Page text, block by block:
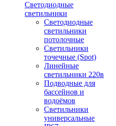
Светодиодные
светильники
Светодиодные
светильники
потолочные
Светильники
точечные (Spot)
Линейные
светильники 220в
Подводные для
бассейнов и
водоёмов
Светильники
универсальные